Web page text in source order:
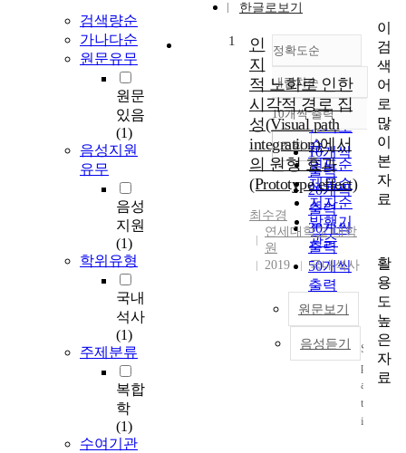
검색량순
가나다순
원문유무
원문
있음
(1)
음성지원
유무
음성
지원
(1)
학위유형
국내
석사
(1)
주제분류
복합
학
(1)
수여기관
한글로보기
정확도순
정확도
순
인기도
순
연도순
제목순
저자순
발행기
관순
내림차순
내림차순
10개씩 출력
10개씩
출력
20개씩
출력
30개씩
출력
50개씩
출력
100개씩
출력
조회
1
인
지
적 노화로 인한
시각적 경로 집
성(Visual path
integration)에서
의 원형 효과
(Prototype effect)
최수경
연세대학교 대학
원
2019
국내석사
원문보기
음성듣기
S
p
a
t
i
이
검
색
어
로
많
이
본
자
료
활
용
도
높
은
자
료